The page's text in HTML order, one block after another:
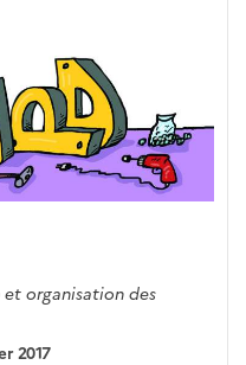
organisation des
2017